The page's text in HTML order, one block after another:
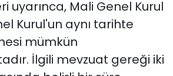
uyarınca, Mali Genel Kurul
Kurul'un aynı tarihte
mümkün
İlgili mevzuat gereği iki